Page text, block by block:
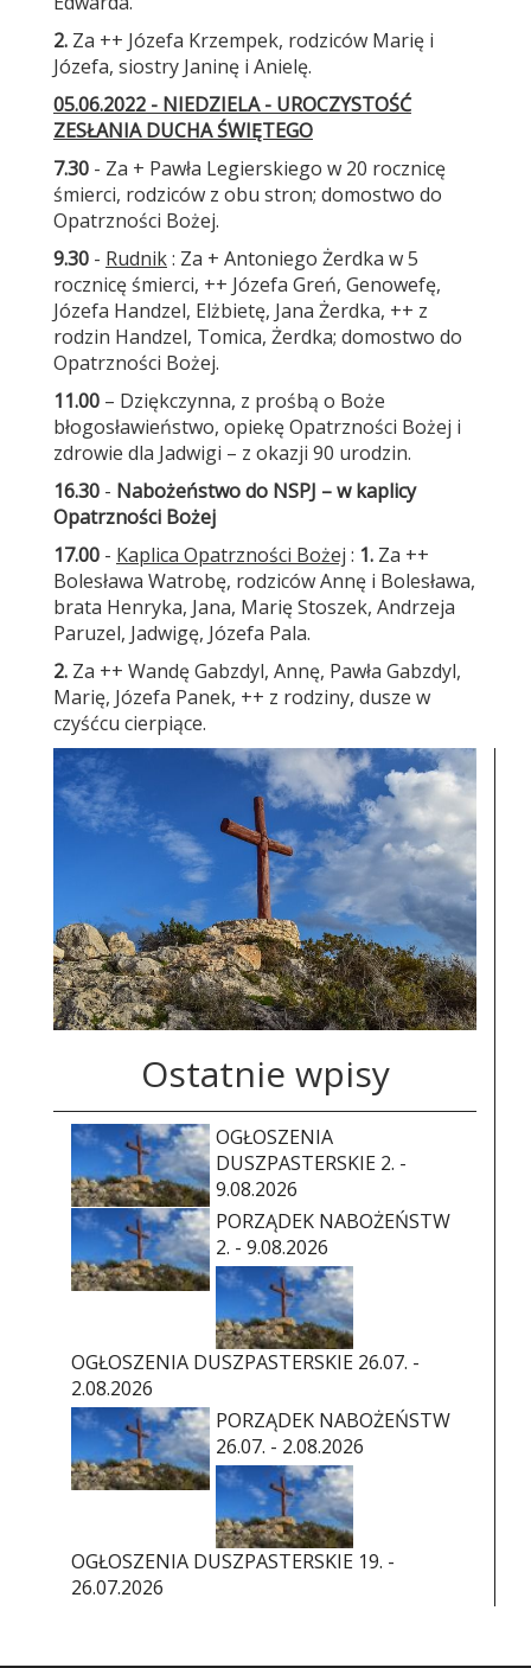
2. Za ++ Józefa Krzempek, rodziców Marię i
Józefa, siostry Janinę i Anielę.
05.06.2022 - NIEDZIELA - UROCZYSTOŚĆ
ZESŁANIA DUCHA ŚWIĘTEGO
7.30 - Za + Pawła Legierskiego w 20 rocznicę
śmierci, rodziców z obu stron; domostwo do
Opatrzności Bożej.
9.30 - Rudnik: Za + Antoniego Żerdka w 5
rocznicę śmierci, ++ Józefa Greń, Genowefę,
Józefa Handzel, Elżbietę, Jana Żerdka, ++ z
rodzin Handzel, Tomica, Żerdka; domostwo do
Opatrzności Bożej.
11.00 – Dziękczynna, z prośbą o Boże
błogosławieństwo, opiekę Opatrzności Bożej i
zdrowie dla Jadwigi – z okazji 90 urodzin.
16.30 - Nabożeństwo do NSPJ – w kaplicy
Opatrzności Bożej
17.00 - Kaplica Opatrzności Bożej : 1. Za ++
Bolesława Watrobę, rodziców Annę i Bolesława,
brata Henryka, Jana, Marię Stoszek, Andrzeja
Paruzel, Jadwigę, Józefa Pala.
2. Za ++ Wandę Gabzdyl, Annę, Pawła Gabzdyl,
Marię, Józefa Panek, ++ z rodziny, dusze w
czyśćcu cierpiące.
Ostatnie wpisy
OGŁOSZENIA
DUSZPASTERSKIE 2. -
9.08.2026
PORZĄDEK NABOŻEŃSTW
2. - 9.08.2026
OGŁOSZENIA DUSZPASTERSKIE 26.07. -
2.08.2026
PORZĄDEK NABOŻEŃSTW
26.07. - 2.08.2026
OGŁOSZENIA DUSZPASTERSKIE 19. -
26.07.2026